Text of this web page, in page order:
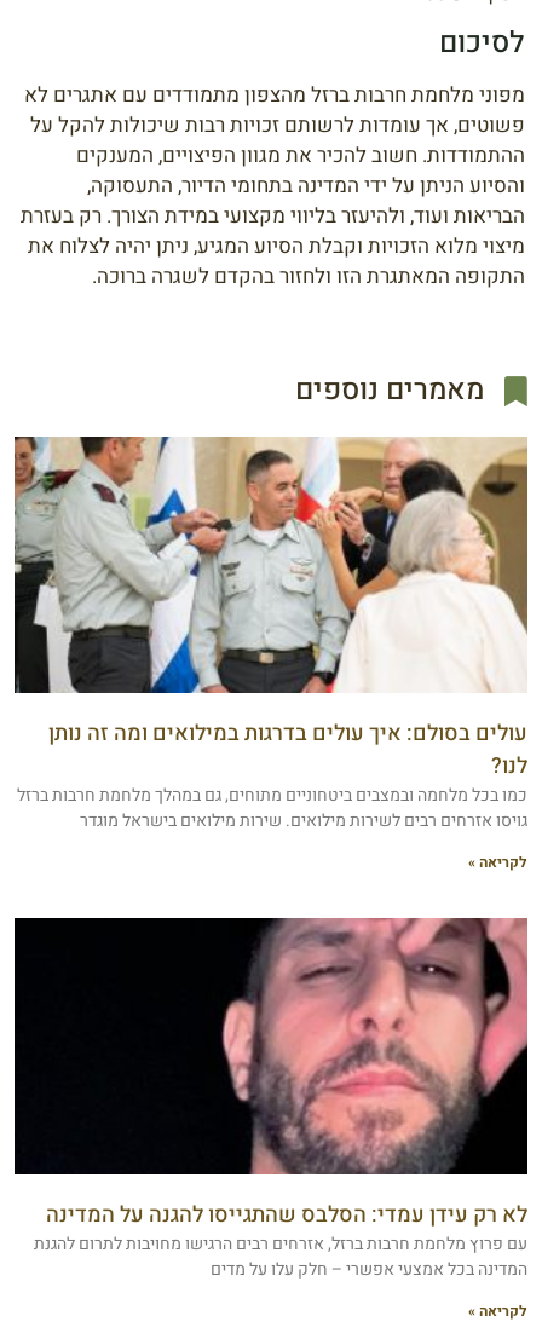
לסיכום
מפוני מלחמת חרבות ברזל מהצפון מתמודדים עם אתגרים לא
פשוטים, אך עומדות לרשותם זכויות רבות שיכולות להקל על
ההתמודדות. חשוב להכיר את מגוון הפיצויים, המענקים
והסיוע הניתן על ידי המדינה בתחומי הדיור, התעסוקה,
הבריאות ועוד, ולהיעזר בליווי מקצועי במידת הצורך. רק בעזרת
מיצוי מלוא הזכויות וקבלת הסיוע המגיע, ניתן יהיה לצלוח את
התקופה המאתגרת הזו ולחזור בהקדם לשגרה ברוכה.
מאמרים נוספים
עולים בסולם: איך עולים בדרגות במילואים ומה זה נותן
לנו?
כמו בכל מלחמה ובמצבים ביטחוניים מתוחים, גם במהלך מלחמת חרבות ברזל
גויסו אזרחים רבים לשירות מילואים. שירות מילואים בישראל מוגדר
לקריאה »
לא רק עידן עמדי: הסלבס שהתגייסו להגנה על המדינה
עם פרוץ מלחמת חרבות ברזל, אזרחים רבים הרגישו מחויבות לתרום להגנת
המדינה בכל אמצעי אפשרי – חלק עלו על מדים
לקריאה »